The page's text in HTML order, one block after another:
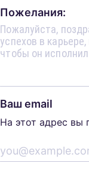
Пожелания:
Ваш email
На этот адрес вы